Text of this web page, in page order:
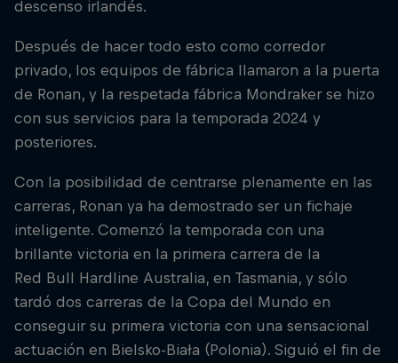
descenso irlandés.
Después de hacer todo esto como corredor
privado, los equipos de fábrica llamaron a la puerta
de Ronan, y la respetada fábrica Mondraker se hizo
con sus servicios para la temporada 2024 y
posteriores.
Con la posibilidad de centrarse plenamente en las
carreras, Ronan ya ha demostrado ser un fichaje
inteligente. Comenzó la temporada con una
brillante victoria en la primera carrera de la
Red Bull Hardline Australia, en Tasmania, y sólo
tardó dos carreras de la Copa del Mundo en
conseguir su primera victoria con una sensacional
actuación en Bielsko-Biała (Polonia). Siguió el fin de